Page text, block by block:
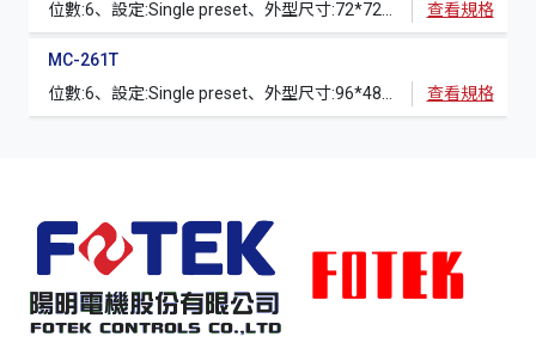
查看規格
MC-261T
查看規格